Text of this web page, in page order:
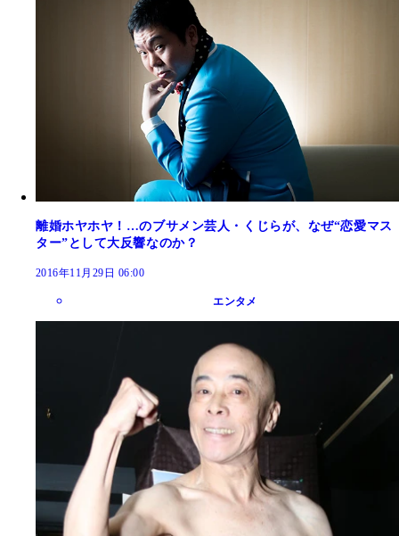
離婚ホヤホヤ！…のブサメン芸人・くじらが、なぜ“恋愛マス
ター”として大反響なのか？
2016年11月29日 06:00
エンタメ